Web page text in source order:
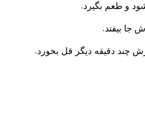
شود و طعم بگیرد.
جا بیفتد.
چند دقیقه دیگر قل بخورد.